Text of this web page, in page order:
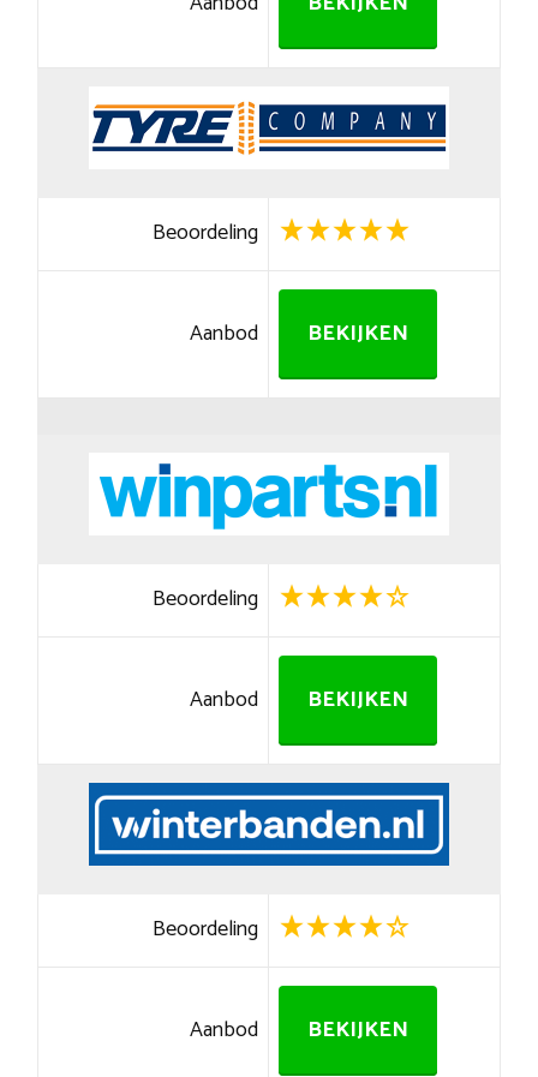
Beoordeling
Aanbod BEKIJKEN
Beoordeling
Aanbod BEKIJKEN
Beoordeling
Aanbod BEKIJKEN